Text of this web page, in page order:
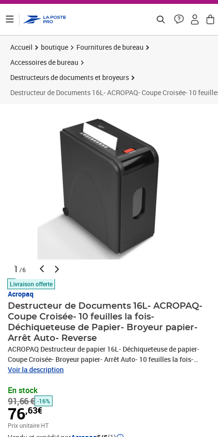
Accueil boutique
Fournitures de bureau
Accessoires de bureau
Destructeurs de documents et broyeurs
Destructeur de Documents 16L- ACROPAQ- Coupe Croisée- 10
1 /6
Livraison offerte
Acropaq
Destructeur de Documents 16L- ACROPAQ-
Coupe Croisée- 10 feuilles la fois-
Déchiqueteuse de Papier- Broyeur papier-
Arrêt Auto- Reverse
ACROPAQ Destructeur de papier 16L- Déchiqueteuse de papier-
Coupe Croisée- Broyeur papier- Arrêt Auto- 10 feuilles la fois-
Reverse avec Roues pour un déplacement facileVoici l'Acropaq
ou votre petite entreprise à domicile ! Coupe efficacement jusqu'à
10 feuilles de papier (80 g/m2) en bandes de 4*32 mm, il offre un
niveau de sécurité P4, rendant presque impossible la lecture des
documents déchiquetés. La largeur d'alimentation maximale est
de 220 mm. Acropaq est doté d'un système d'arrêt automatique en
Voir la description
En stock
91,66 € -16%
76,63€
Prix unitaire HT